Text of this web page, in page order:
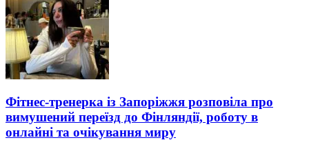
Фітнес-тренерка із Запоріжжя розповіла про
вимушений переїзд до Фінляндії, роботу в
онлайні та очікування миру